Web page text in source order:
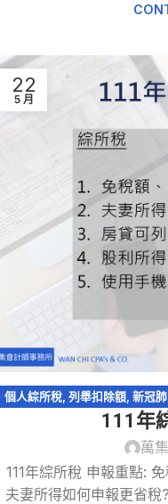
22
5 月
個人綜所稅 列舉扣除額 新冠
111年
萬
111年綜所稅 申報重點:
夫妻所得如何申報更省